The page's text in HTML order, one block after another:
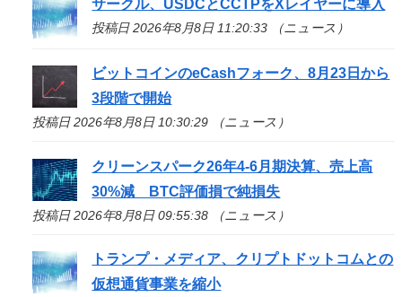
サークル、USDCとCCTPをXレイヤーに導入
投稿日 2026年8月8日 11:20:33 （ニュース）
ビットコインのeCashフォーク、8月23日から
3段階で開始
投稿日 2026年8月8日 10:30:29 （ニュース）
クリーンスパーク26年4-6月期決算、売上高
30%減 BTC評価損で純損失
投稿日 2026年8月8日 09:55:38 （ニュース）
トランプ・メディア、クリプトドットコムとの
仮想通貨事業を縮小